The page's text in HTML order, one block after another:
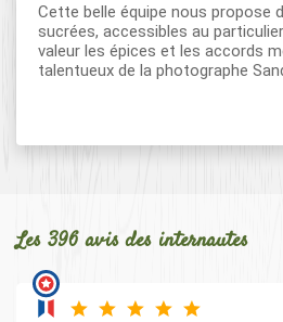
Cette belle équipe nous propose
sucrées, accessibles au
valeur les épices et les accords
talentueux de la photographe
Les 396 avis des internautes